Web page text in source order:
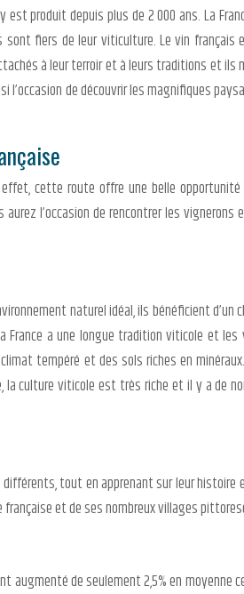
produit depuis plus de 2 000 ans. La
fiers de leur viticulture. Le vin
à leur terroir et à leurs traditions et
de découvrir les magnifiques
cette route offre une belle
l’occasion de rencontrer les
naturel idéal, ils bénéficient
a une longue tradition viticole et
tempéré et des sols riches en
culture viticole est très riche et il y a de
tout en apprenant sur leur histoire
et de ses nombreux villages
de seulement 2,5% en